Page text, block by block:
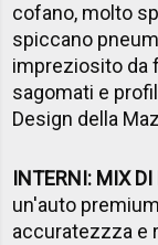
cofano, molto
spiccano
impreziosito da
sagomati e
Design della
INTERNI: MIX DI
un'auto
accuratezzza e